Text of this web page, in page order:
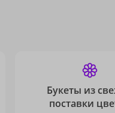
Букеты из
поставки